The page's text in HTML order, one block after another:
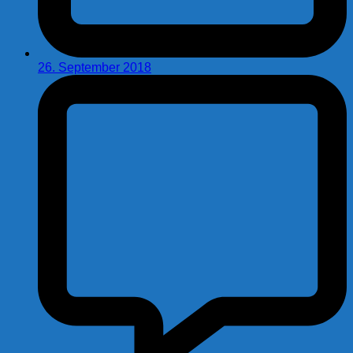
26. September 2018